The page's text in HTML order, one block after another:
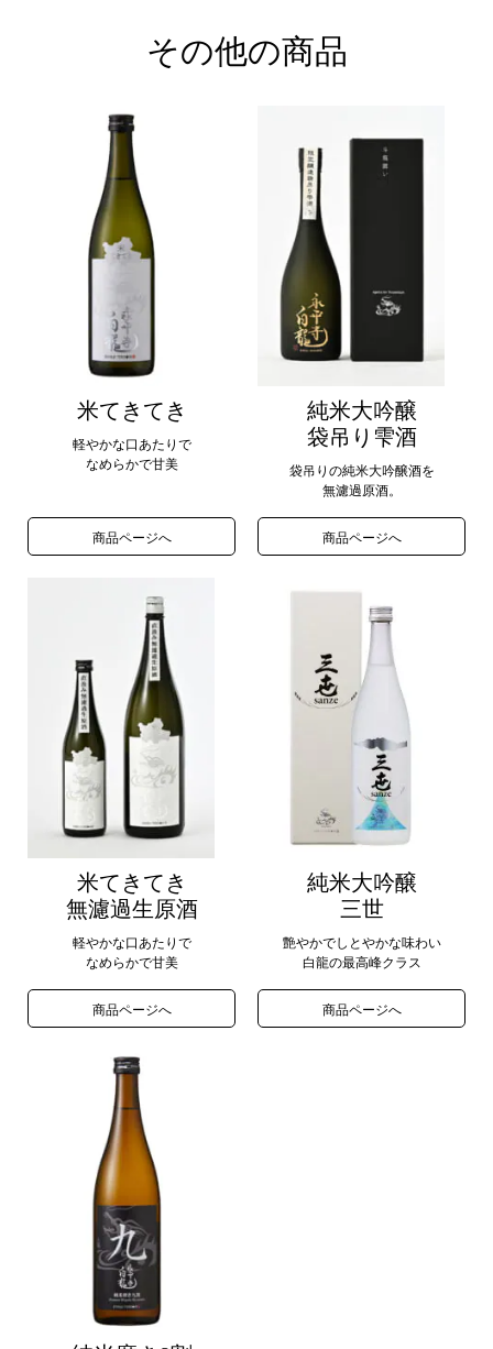
その他の商品
米てきてき
軽やかな口あたりで
なめらかで甘美
商品ページへ
純米大吟醸
袋吊り雫酒
袋吊りの純米大吟醸酒を
無濾過原酒。
商品ページへ
米てきてき
無濾過生原酒
軽やかな口あたりで
なめらかで甘美
商品ページへ
純米大吟醸
三世
艶やかでしとやかな味わい
白龍の最高峰クラス
商品ページへ